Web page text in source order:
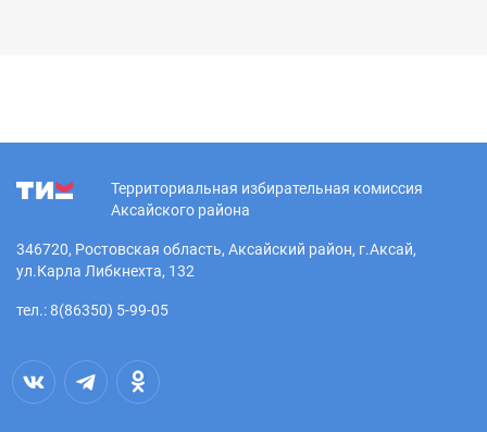
Территориальная избирательная комиссия
Аксайского района
346720, Ростовская область, Аксайский район, г.Аксай,
ул.Карла Либкнехта, 132
тел.: 8(86350) 5-99-05